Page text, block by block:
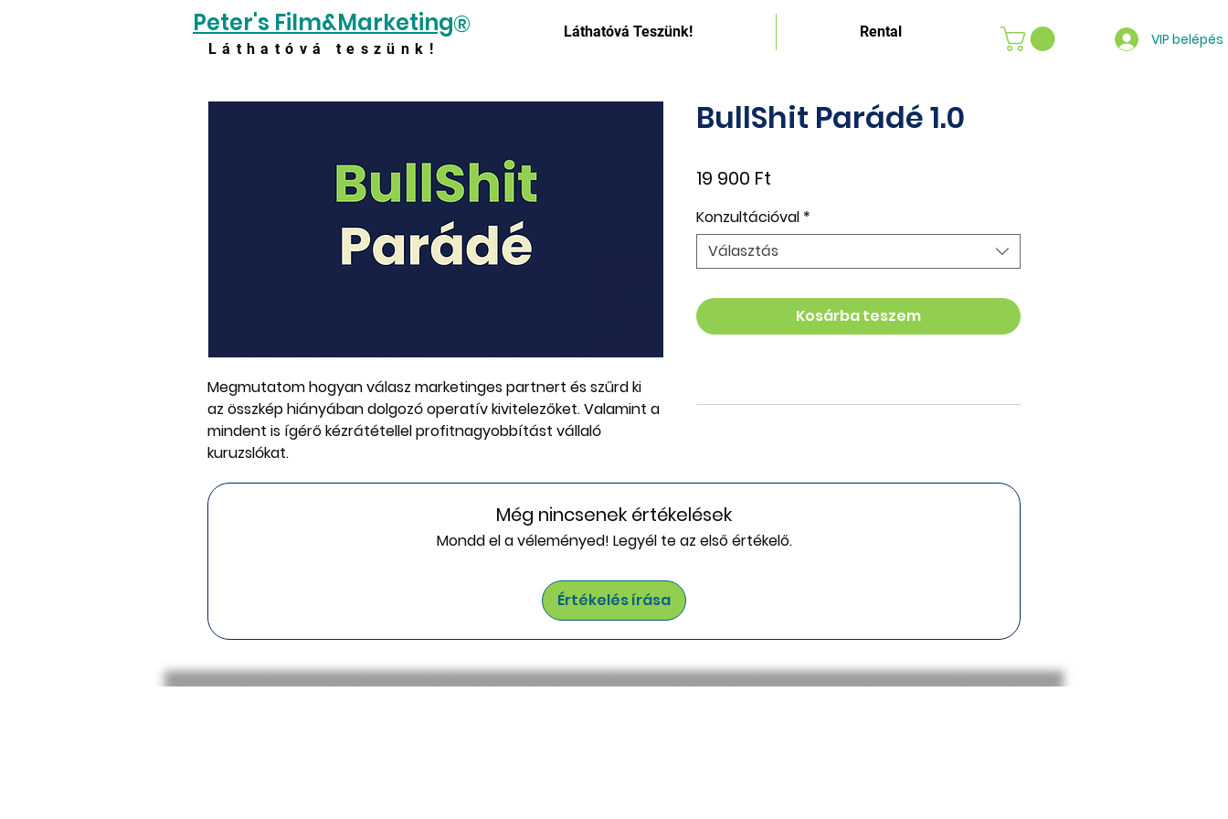
®
Peter's Film&Marketing
Láthatóvá teszünk!
Láthatóvá Teszünk! Rental VIP belépés
Megmutatom hogyan válasz marketinges partnert és szűrd ki
az összkép hiányában dolgozó operatív kivitelezőket. Valamint a
mindent is ígérő kézrátétellel profitnagyobbítást vállaló
kuruzslókat.
BullShit Parádé 1.0
19 900 Ft
Konzultációval *
Választás
Kosárba teszem
Még nincsenek értékelések
Mondd el a véleményed! Legyél te az első értékelő.
Értékelés írása